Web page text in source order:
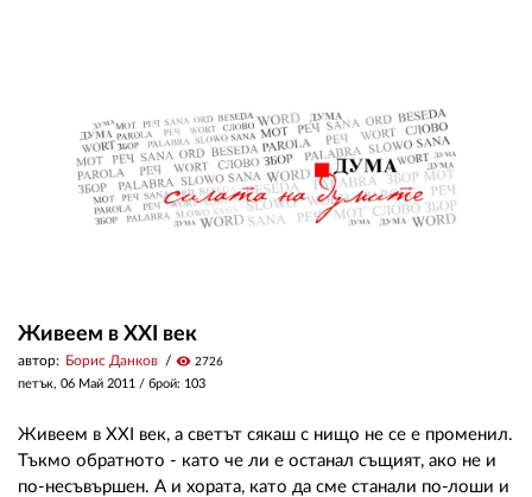
Живеем в XXI век
автор: Борис Данков visibility 2726
петък, 06 Май 2011 / брой: 103
Живеем в XXI век, а светът сякаш с нищо не се е променил.
Тъкмо обратното - като че ли е останал същият, ако не и
по-несъвършен. А и хората, като да сме станали по-лоши и